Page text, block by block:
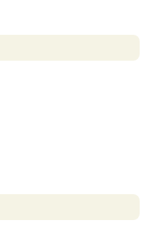
束了。
像中長呢
小時嘛
老人